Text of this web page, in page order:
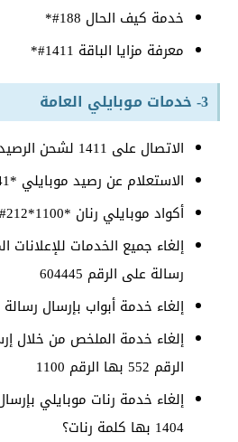
خدمة كيف الحال 188#*
معرفة مزايا الباقة 1411#*
3- خدمات موبايلي العامة
الاتصال على 1411 لشحن الرصيد.
الاستعلام عن رصيد موبايلي *1441#
أكواد موبايلي رنان *1100*212#
إلغاء جميع الخدمات للإعلانات
رسالة على الرقم 604445
إلغاء خدمة أبواب بإرسال رسالة
إلغاء خدمة الملخص من خلال
الرقم 552 بها الرقم 1100
إلغاء خدمة رنات موبايلي
1404 بها كلمة رنات؟